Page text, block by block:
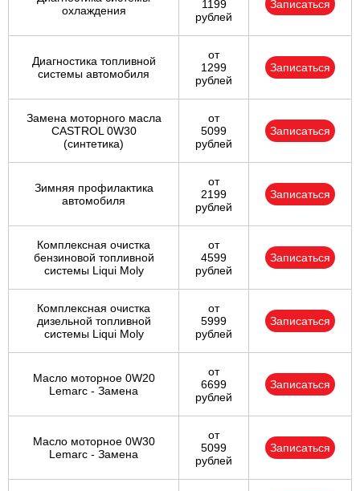
охлаждения
1199
рублей
Записаться
Диагностика топливной
системы автомобиля
от
1299
рублей
Записаться
Замена моторного масла
CASTROL 0W30
(синтетика)
от
5099
рублей
Записаться
Зимняя профилактика
автомобиля
от
2199
рублей
Записаться
Комплексная очистка
бензиновой топливной
системы Liqui Moly
от
4599
рублей
Записаться
Комплексная очистка
дизельной топливной
системы Liqui Moly
от
5999
рублей
Записаться
Масло моторное 0W20
Lemarc - Замена
от
6699
рублей
Записаться
Масло моторное 0W30
Lemarc - Замена
от
5099
рублей
Записаться